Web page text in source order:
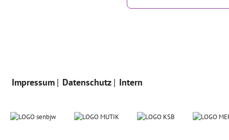
Impressum Datenschutz Intern